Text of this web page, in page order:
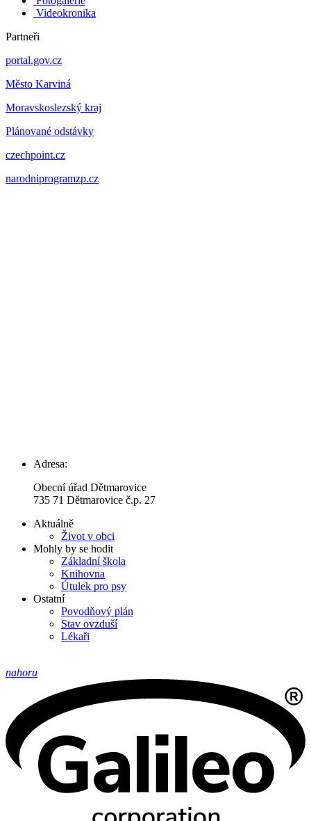
Videokronika
Partneři
portal.gov.cz
Město Karviná
Moravskoslezský kraj
Plánované odstávky
czechpoint.cz
narodniprogramzp.cz
Adresa:
Obecní úřad Dětmarovice
735 71 Dětmarovice č.p. 27
Aktuálně
Život v obci
Mohly by se hodit
Základní škola
Knihovna
Útulek pro psy
Ostatní
Povodňový plán
Stav ovzduší
Lékaři
nahoru